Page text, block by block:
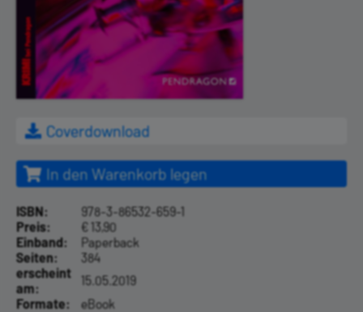
Coverdownload
In den Warenkorb legen
ISBN:
978-3-86532-659-1
Preis:
€ 13,90
Einband:
Paperback
Seiten:
384
erscheint
am:
15.05.2019
Formate:
eBook